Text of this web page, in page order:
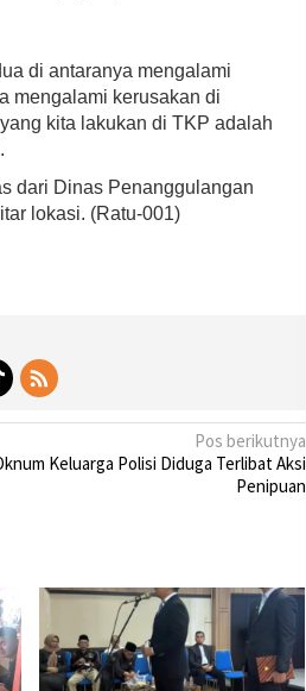
di antaranya mengalami
mengalami kerusakan di
kita lakukan di TKP adalah
dari Dinas Penanggulangan
lokasi. (Ratu-001)
Pos berikutnya
Keluarga Polisi Diduga Terlibat Aksi
Penipuan